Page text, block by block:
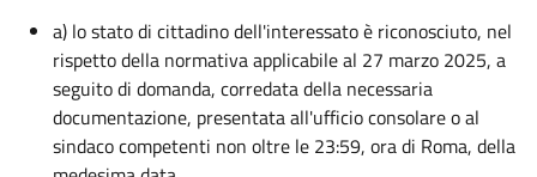
a) lo stato di cittadino dell'interessato è riconosciuto, nel
rispetto della normativa applicabile al 27 marzo 2025, a
seguito di domanda, corredata della necessaria
documentazione, presentata all'ufficio consolare o al
sindaco competenti non oltre le 23:59, ora di Roma, della